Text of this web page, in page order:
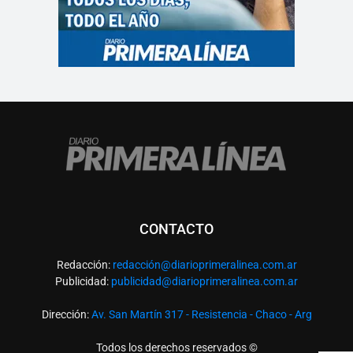
CONTACTO
Redacción: redacción@diarioprimeralinea.com.ar
Publicidad: publicidad@diarioprimeralinea.com.ar
Dirección:Av. San Martín 317 - Resistencia - Chaco - Arg
Todos los derechos reservados ©